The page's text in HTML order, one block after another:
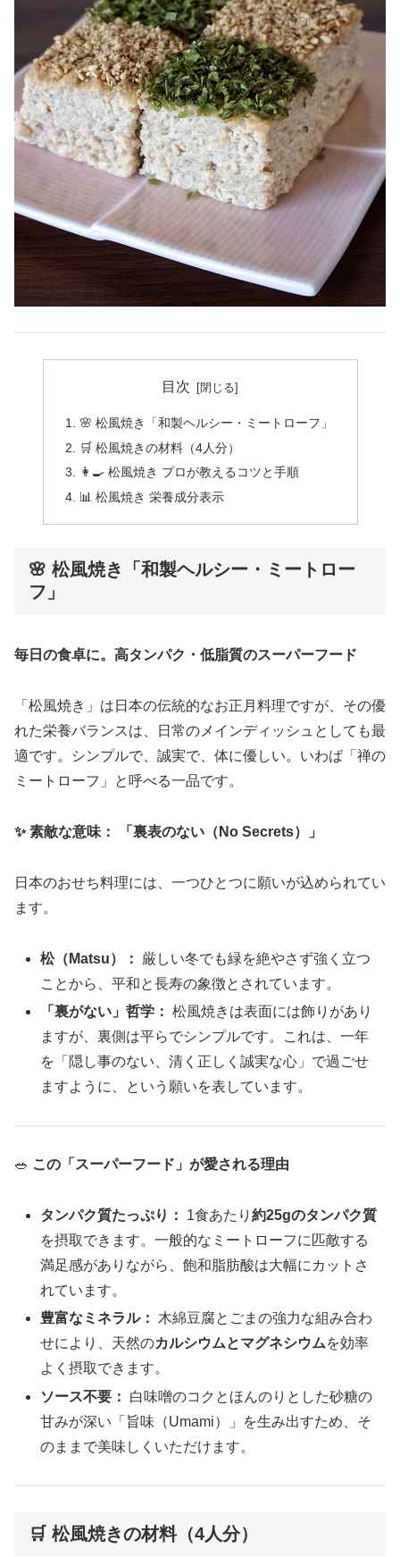
目次
🌸 松風焼き「和製ヘルシー・ミートローフ」
🛒 松風焼きの材料（4人分）
👩‍🍳 松風焼き プロが教えるコツと手順
📊 松風焼き 栄養成分表示
🌸 松風焼き「和製ヘルシー・ミートロー
フ」
毎日の食卓に。高タンパク・低脂質のスーパーフード
「松風焼き」は日本の伝統的なお正月料理ですが、その優
れた栄養バランスは、日常のメインディッシュとしても最
適です。シンプルで、誠実で、体に優しい。いわば「禅の
ミートローフ」と呼べる一品です。
✨ 素敵な意味： 「裏表のない（No Secrets）」
日本のおせち料理には、一つひとつに願いが込められてい
ます。
松（Matsu）：
厳しい冬でも緑を絶やさず強く立つ
ことから、平和と長寿の象徴とされています。
「裏がない」哲学： 松風焼きは表面には飾りがあり
ますが、裏側は平らでシンプルです。これは、一年
を「隠し事のない、清く正しく誠実な心」で過ごせ
ますように、という願いを表しています。
🥗 この「スーパーフード」が愛される理由
タンパク質たっぷり： 1食あたり約25gのタンパク質
を摂取できます。一般的なミートローフに匹敵する
満足感がありながら、飽和脂肪酸は大幅にカットさ
れています。
豊富なミネラル： 木綿豆腐とごまの強力な組み合わ
せにより、天然のカルシウムとマグネシウムを効率
よく摂取できます。
ソース不要：
白味噌のコクとほんのりとした砂糖の
甘みが深い「旨味（Umami）」を生み出すため、そ
のままで美味しくいただけます。
🛒 松風焼きの材料（4人分）